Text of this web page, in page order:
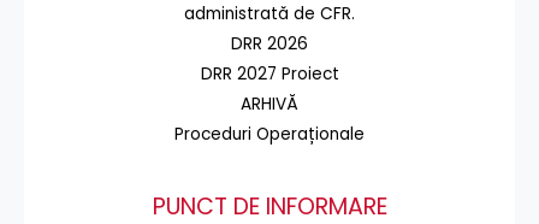
administrată de CFR.
DRR 2026
DRR 2027 Proiect
ARHIVĂ
Proceduri Operaționale
PUNCT DE INFORMARE